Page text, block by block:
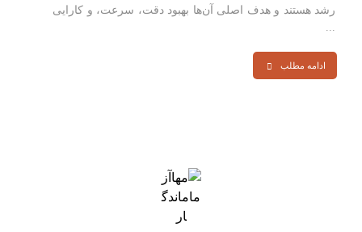
رشد هستند و هدف اصلی آن‌ها بهبود دقت، سرعت، و کارایی
ادامه مطلب